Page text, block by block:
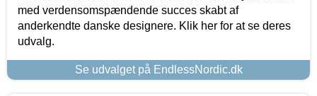
med verdensomspændende succes skabt af
anderkendte danske designere. Klik her for at se deres
udvalg.
Se udvalget på EndlessNordic.dk